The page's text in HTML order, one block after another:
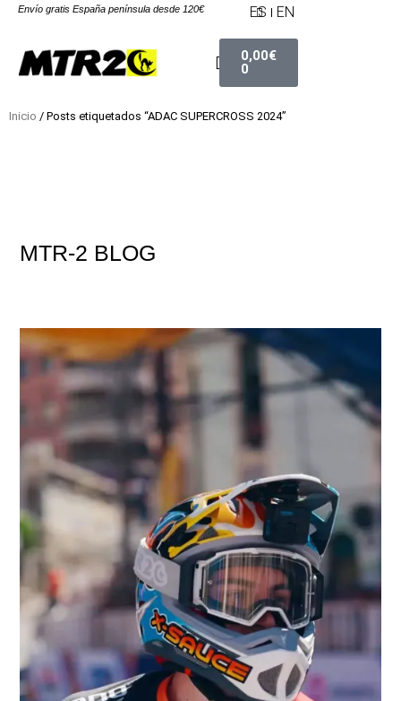
Envío gratis España península desde 120€ ES EN
0,00€
0
Inicio / Posts etiquetados “ADAC SUPERCROSS 2024”
MTR-2 BLOG